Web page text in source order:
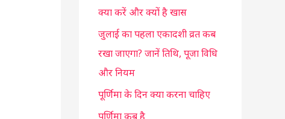
क्या करें और क्यों है खास
जुलाई का पहला एकादशी व्रत कब
रखा जाएगा? जानें तिथि, पूजा विधि
और नियम
पूर्णिमा के दिन क्या करना चाहिए
पूर्णिमा कब है